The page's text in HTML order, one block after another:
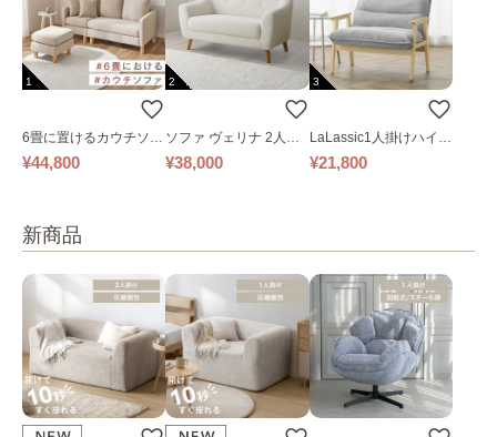
1
6畳に置けるカウチソフ
ァ｜ベージュ
¥44,800
2
ソファ ヴェリナ 2人掛
け
¥38,000
3
LaLassic1人掛けハイバ
ックソファ ワイド
¥21,800
新商品